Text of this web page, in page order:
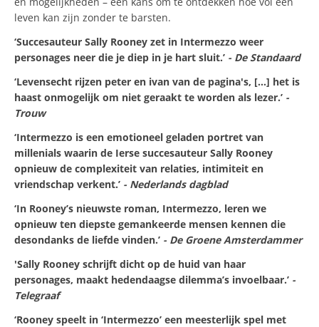
leven kan zijn zonder te barsten.
‘Succesauteur Sally Rooney zet in Intermezzo weer
personages neer die je diep in je hart sluit.’ - De Standaard
‘Levensecht rijzen peter en ivan van de pagina's, [...] het is
haast onmogelijk om niet geraakt te worden als lezer.’ -
Trouw
‘Intermezzo is een emotioneel geladen portret van
millenials waarin de Ierse succesauteur Sally Rooney
opnieuw de complexiteit van relaties, intimiteit en
vriendschap verkent.’ - Nederlands dagblad
‘In Rooney’s nieuwste roman, Intermezzo, leren we
opnieuw ten diepste gemankeerde mensen kennen die
desondanks de liefde vinden.’ - De Groene Amsterdammer
'Sally Rooney schrijft dicht op de huid van haar
personages, maakt hedendaagse dilemma’s invoelbaar.’ -
Telegraaf
‘Rooney speelt in ‘Intermezzo’ een meesterlijk spel met